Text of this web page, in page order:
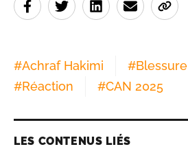
#Achraf Hakimi #Blessure
#Réaction #CAN 2025
LES CONTENUS LIÉS